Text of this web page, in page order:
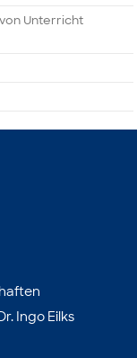
Unterricht
Ingo Eilks